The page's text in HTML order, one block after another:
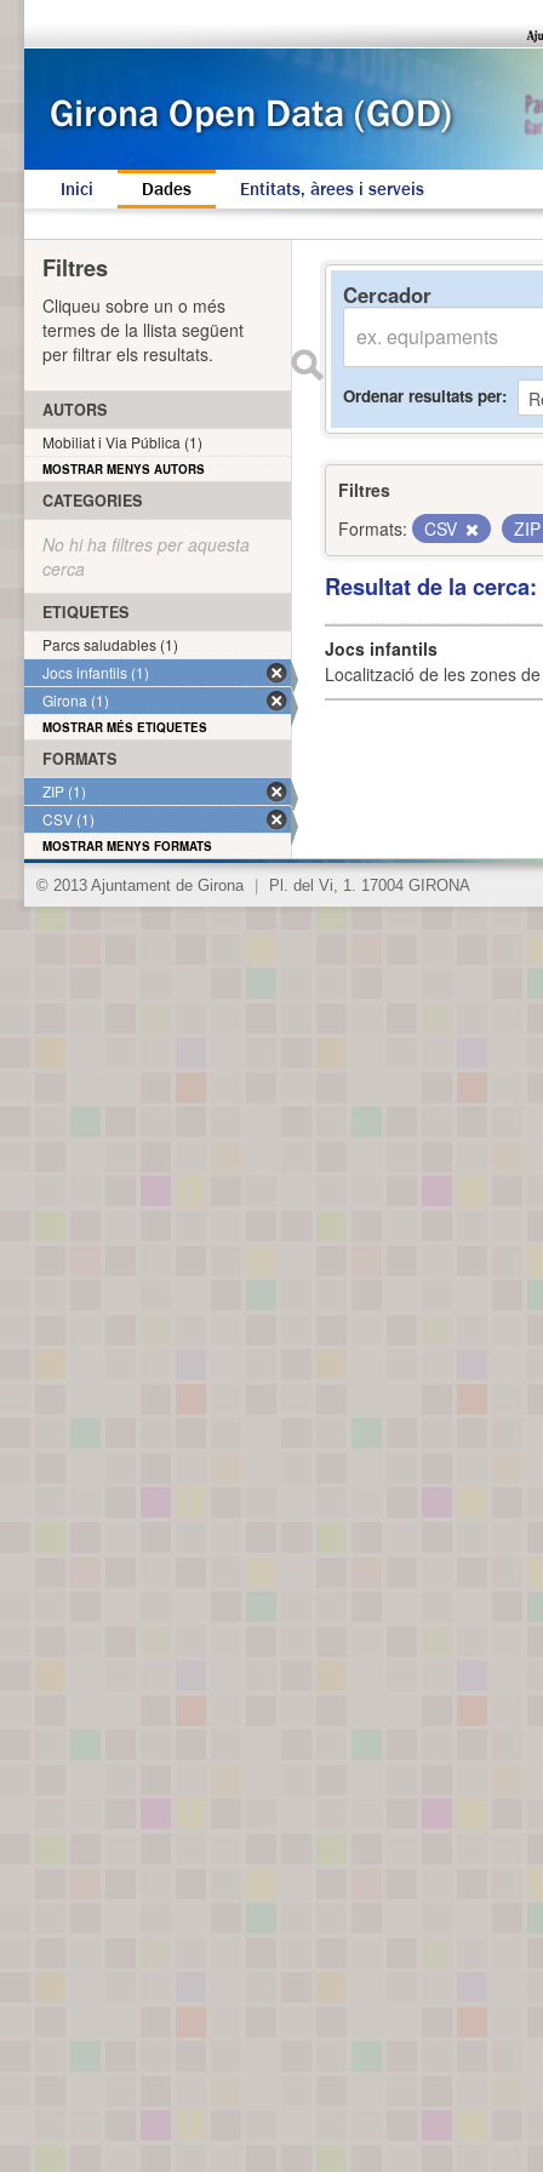
Inici Dades Entitats, àrees i serveis
Cercador
Ordenar resultats per
Filtres
Formats:
CSV
Resultat de la
Jocs infantils
Localització de les zones
Filtres
Cliqueu sobre un o més
termes de la llista següent
per filtrar els resultats.
AUTORS
Mobiliat i Via Pública (1)
MOSTRAR MENYS AUTORS
CATEGORIES
No hi ha filtres per aquesta
cerca
ETIQUETES
Parcs saludables (1)
Jocs infantils (1)
Girona (1)
MOSTRAR MÉS ETIQUETES
FORMATS
ZIP (1)
CSV (1)
MOSTRAR MENYS FORMATS
© 2013 Ajuntament de Girona Pl. del Vi, 1. 17004 GIRONA